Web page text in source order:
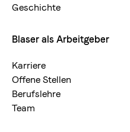
Geschichte
Blaser als Arbeitgeber
Karriere
Offene Stellen
Berufslehre
Team